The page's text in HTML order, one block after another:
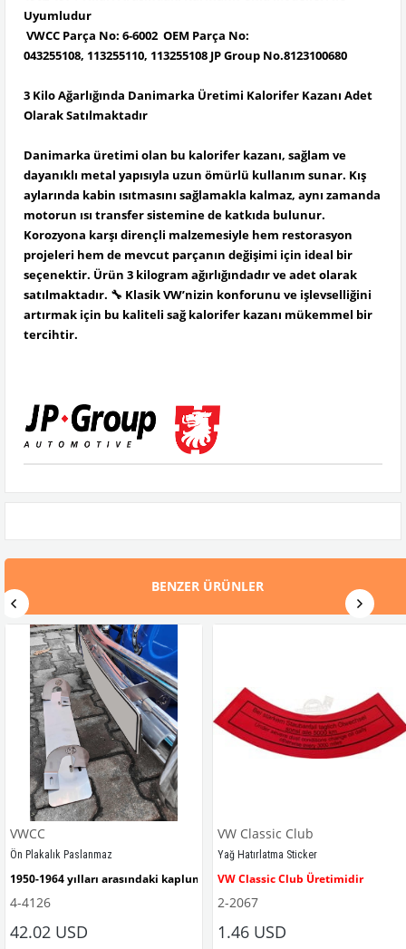
Uyumludur
VWCC Parça No: 6-6002 OEM Parça No:
043255108, 113255110, 113255108 JP Group No.8123100680
3 Kilo Ağarlığında Danimarka Üretimi Kalorifer Kazanı Adet
Olarak Satılmaktadır
Danimarka üretimi olan bu kalorifer kazanı, sağlam ve
dayanıklı metal yapısıyla uzun ömürlü kullanım sunar. Kış
aylarında kabin ısıtmasını sağlamakla kalmaz, aynı zamanda
motorun ısı transfer sistemine de katkıda bulunur.
Korozyona karşı dirençli malzemesiyle hem restorasyon
projeleri hem de mevcut parçanın değişimi için ideal bir
seçenektir. Ürün 3 kilogram ağırlığındadır ve adet olarak
satılmaktadır. 🔧 Klasik VW’nizin konforunu ve işlevselliğini
artırmak için bu kaliteli sağ kalorifer kazanı mükemmel bir
tercihtir.
BENZER ÜRÜNLER
VWCC
Ön Plakalık Paslanmaz
1950-1964 yılları arasındaki kaplumbağa modelleri ile uyumludur.
4-4126
42.02 USD
VW Classic Club
Yağ Hatırlatma Sticker
VW Classic Club Üretimidir
2-2067
1.46 USD